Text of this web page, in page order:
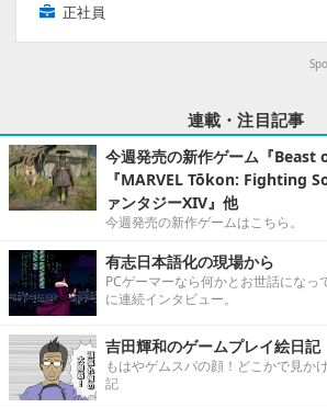
正社員
連載・注目記事
今週発売の新作ゲーム『Beast
『MARVEL Tōkon: Fighting
ァンタジーXIV』他
今週発売の新作ゲームはこちら。
有志日本語化の現場から
PCゲーマーなら何かとお世話にな
に連続インタビュー。
吉田輝和のゲームプレイ絵日記
もはやゲムスパの顔！どこかで見か
記